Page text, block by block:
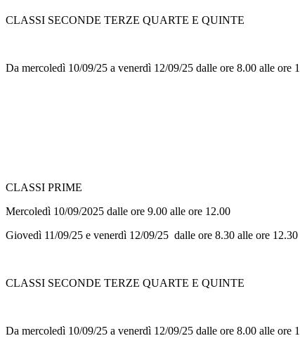
CLASSI SECONDE TERZE QUARTE E QUINTE
Da mercoledì 10/09/25 a venerdì 12/09/25 dalle ore 8.00 alle ore
CLASSI PRIME
Mercoledì 10/09/2025 dalle ore 9.00 alle ore 12.00
Giovedì 11/09/25 e venerdì 12/09/25 dalle ore 8.30 alle ore 12.30
CLASSI SECONDE TERZE QUARTE E QUINTE
Da mercoledì 10/09/25 a venerdì 12/09/25 dalle ore 8.00 alle ore